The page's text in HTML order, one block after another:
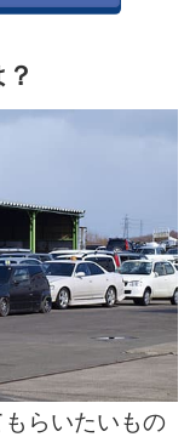
らいたいもの